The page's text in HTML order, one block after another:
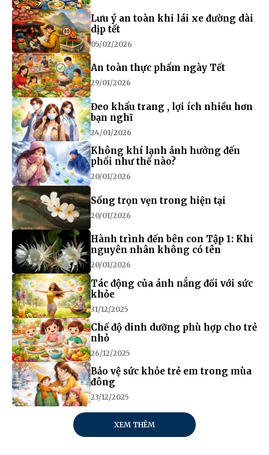
Lưu ý an toàn khi lái xe đường dài
dịp tết
05/02/2026
An toàn thực phẩm ngày Tết
29/01/2026
Đeo khẩu trang , lợi ích nhiều hơn
bạn nghĩ
24/01/2026
Không khí lạnh ảnh hưởng đến
phổi như thế nào?
20/01/2026
Sống trọn vẹn trong hiện tại
20/01/2026
Hành trình đến bên con Tập 1: Khi
nguyên nhân không có tên
20/01/2026
Tác động của ánh nắng đối với sức
khỏe
31/12/2025
Chế độ dinh dưỡng phù hợp cho trẻ
nhỏ
26/12/2025
Bảo vệ sức khỏe trẻ em trong mùa
đông
23/12/2025
XEM THÊM